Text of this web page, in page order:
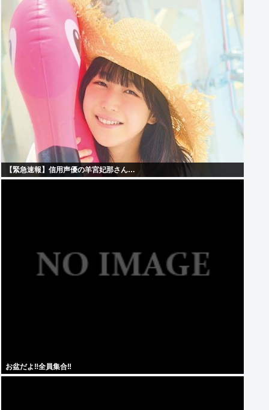
【緊急速報】信用声優の羊宮妃那さん…
お盆だよ‼全員集合‼